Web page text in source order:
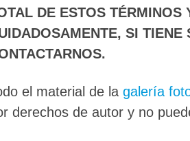
DE ESTOS TÉRMINOS
SI TIENE
el material de la galería
derechos de autor y no